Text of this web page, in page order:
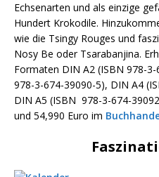
Echsenarten und als einzige
Hundert Krokodile.
wie die Tsingy Rouges und
Nosy Be oder Tsarabanjina.
Formaten DIN A2 (ISBN 978-
978-3-674-39090-5), DIN A4
DIN A5 (ISBN 978-3-674-
und 54,990 Euro im